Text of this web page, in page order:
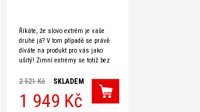
Říkáte, že slovo extrém je vaše
druhé já? V tom případě se právě
díváte na produkt pro vás jako
ušitý! Zimní extrémy se totiž bez
neobejdou. Tento
2 521 Kč SKLADEM
1 949 Kč